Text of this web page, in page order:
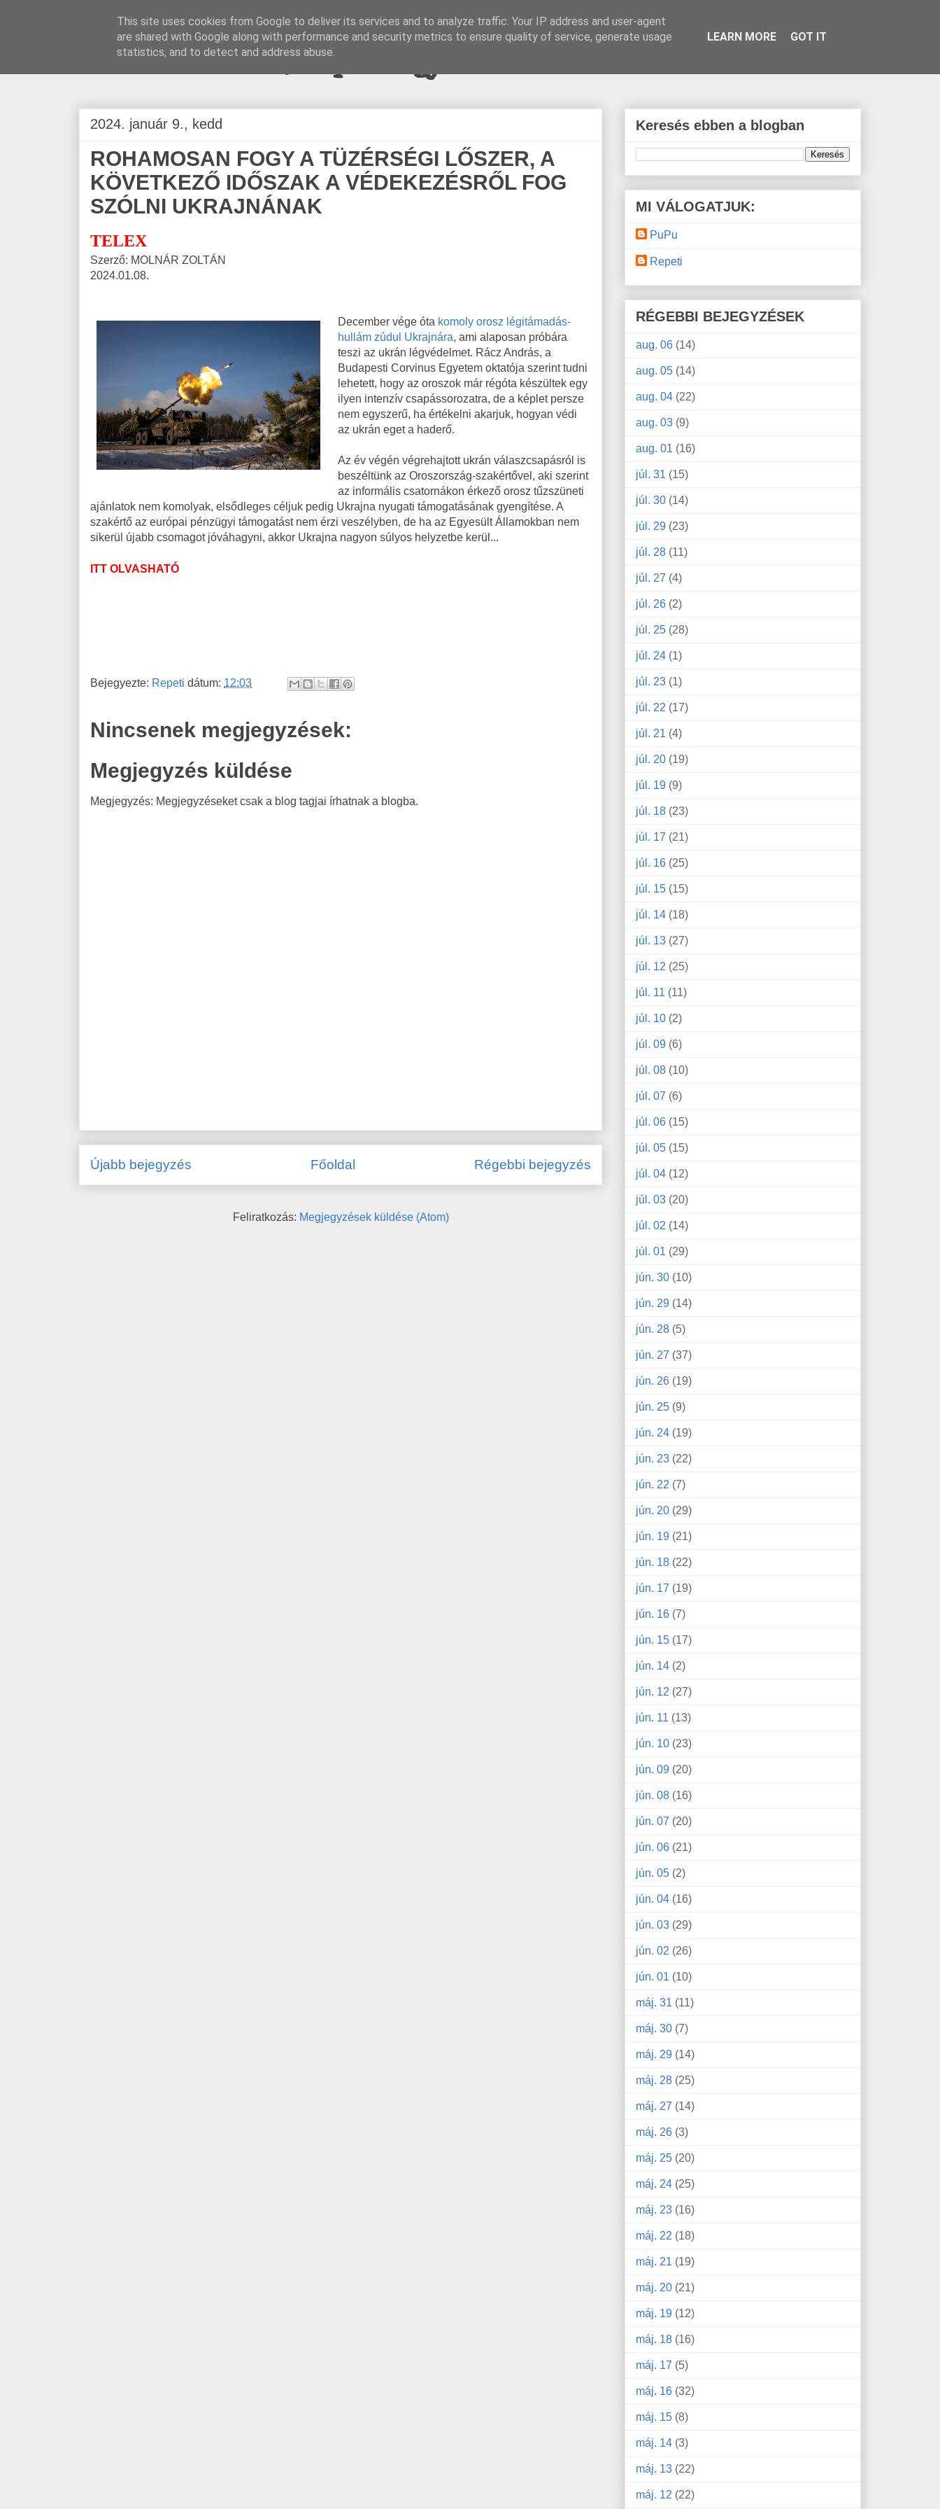
BLOGÁSZAT, napi blogjava
2024. január 9., kedd
ROHAMOSAN FOGY A TÜZÉRSÉGI LŐSZER, A
KÖVETKEZŐ IDŐSZAK A VÉDEKEZÉSRŐL FOG
SZÓLNI UKRAJNÁNAK
TELEX
Szerző: MOLNÁR ZOLTÁN
2024.01.08.
December vége óta komoly orosz légitámadás-
hullám zúdul Ukrajnára, ami alaposan próbára
teszi az ukrán légvédelmet. Rácz András, a
Budapesti Corvinus Egyetem oktatója szerint tudni
lehetett, hogy az oroszok már régóta készültek egy
ilyen intenzív csapássorozatra, de a képlet persze
nem egyszerű, ha értékelni akarjuk, hogyan védi
az ukrán eget a haderő.
Az év végén végrehajtott ukrán válaszcsapásról is
beszéltünk az Oroszország-szakértővel, aki szerint
az informális csatornákon érkező orosz tűzszüneti
ajánlatok nem komolyak, elsődleges céljuk pedig Ukrajna nyugati támogatásának gyengítése. A
szakértő az európai pénzügyi támogatást nem érzi veszélyben, de ha az Egyesült Államokban nem
sikerül újabb csomagot jóváhagyni, akkor Ukrajna nagyon súlyos helyzetbe kerül...
ITT OLVASHATÓ
Bejegyezte: Repeti dátum: 12:03
Nincsenek megjegyzések:
Megjegyzés küldése
Megjegyzés: Megjegyzéseket csak a blog tagjai írhatnak a blogba.
Újabb bejegyzés Régebbi bejegyzés
Főoldal
Feliratkozás: Megjegyzések küldése (Atom)
Keresés ebben a blogban
MI VÁLOGATJUK:
PuPu
Repeti
RÉGEBBI BEJEGYZÉSEK
aug. 06 (14)
aug. 05 (14)
aug. 04 (22)
aug. 03 (9)
aug. 01 (16)
júl. 31 (15)
júl. 30 (14)
júl. 29 (23)
júl. 28 (11)
júl. 27 (4)
júl. 26 (2)
júl. 25 (28)
júl. 24 (1)
júl. 23 (1)
júl. 22 (17)
júl. 21 (4)
júl. 20 (19)
júl. 19 (9)
júl. 18 (23)
júl. 17 (21)
júl. 16 (25)
júl. 15 (15)
júl. 14 (18)
júl. 13 (27)
júl. 12 (25)
júl. 11 (11)
júl. 10 (2)
júl. 09 (6)
júl. 08 (10)
júl. 07 (6)
júl. 06 (15)
júl. 05 (15)
júl. 04 (12)
júl. 03 (20)
júl. 02 (14)
júl. 01 (29)
jún. 30 (10)
jún. 29 (14)
jún. 28 (5)
jún. 27 (37)
jún. 26 (19)
jún. 25 (9)
jún. 24 (19)
jún. 23 (22)
jún. 22 (7)
jún. 20 (29)
jún. 19 (21)
jún. 18 (22)
jún. 17 (19)
jún. 16 (7)
jún. 15 (17)
jún. 14 (2)
jún. 12 (27)
jún. 11 (13)
jún. 10 (23)
jún. 09 (20)
jún. 08 (16)
jún. 07 (20)
jún. 06 (21)
jún. 05 (2)
jún. 04 (16)
jún. 03 (29)
jún. 02 (26)
jún. 01 (10)
máj. 31 (11)
máj. 30 (7)
máj. 29 (14)
máj. 28 (25)
máj. 27 (14)
máj. 26 (3)
máj. 25 (20)
máj. 24 (25)
máj. 23 (16)
máj. 22 (18)
máj. 21 (19)
máj. 20 (21)
máj. 19 (12)
máj. 18 (16)
máj. 17 (5)
máj. 16 (32)
máj. 15 (8)
máj. 14 (3)
máj. 13 (22)
máj. 12 (22)
This site uses cookies from Google to deliver its services and to analyze traffic. Your IP address and user-agent
are shared with Google along with performance and security metrics to ensure quality of service, generate usage
statistics, and to detect and address abuse.
LEARN MORE GOT IT